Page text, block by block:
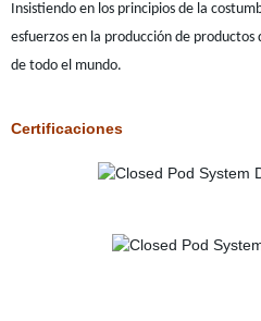
Insistiendo en los principios de la
esfuerzos en la producción de
de todo el mundo.
Certificaciones